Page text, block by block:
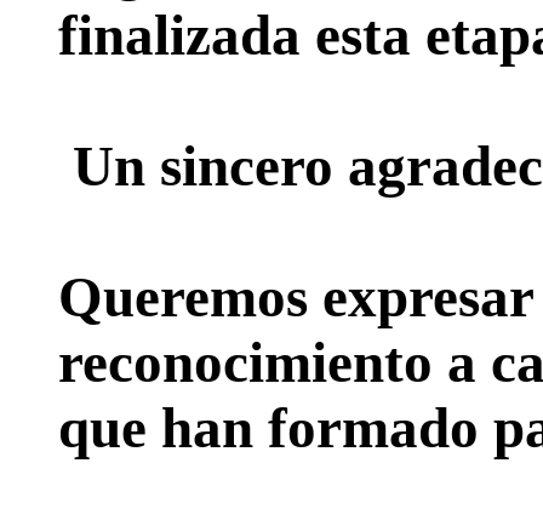
finalizada esta
Un sincero
Queremos
reconocimiento a
que han formado